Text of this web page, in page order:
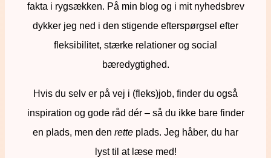
fakta i rygsækken. På min blog og i mit nyhedsbrev
dykker jeg ned i den stigende efterspørgsel efter
fleksibilitet, stærke relationer og social
bæredygtighed.
Hvis du selv er på vej i (fleks)job, finder du også
inspiration og gode råd dér – så du ikke bare finder
en plads, men den rette plads. Jeg håber, du har
lyst til at læse med!